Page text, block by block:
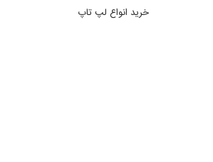
خرید انواع لپ تاپ